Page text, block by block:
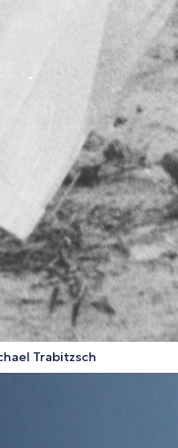
Trabitzsch